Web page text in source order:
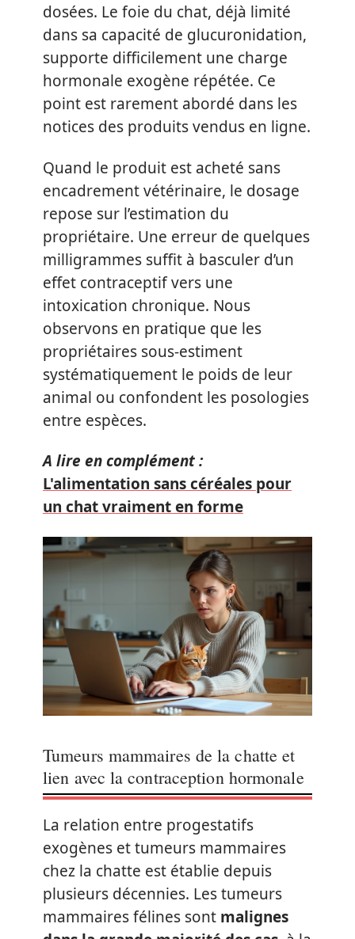
dosées. Le foie du chat, déjà limité
dans sa capacité de glucuronidation,
supporte difficilement une charge
hormonale exogène répétée. Ce
point est rarement abordé dans les
notices des produits vendus en ligne.
Quand le produit est acheté sans
encadrement vétérinaire, le dosage
repose sur l’estimation du
propriétaire. Une erreur de quelques
milligrammes suffit à basculer d’un
effet contraceptif vers une
intoxication chronique. Nous
observons en pratique que les
propriétaires sous-estiment
systématiquement le poids de leur
animal ou confondent les posologies
entre espèces.
A lire en complément :
L'alimentation sans céréales pour
un chat vraiment en forme
Tumeurs mammaires de la chatte et
lien avec la contraception hormonale
La relation entre progestatifs
exogènes et tumeurs mammaires
chez la chatte est établie depuis
plusieurs décennies. Les tumeurs
mammaires félines sont malignes